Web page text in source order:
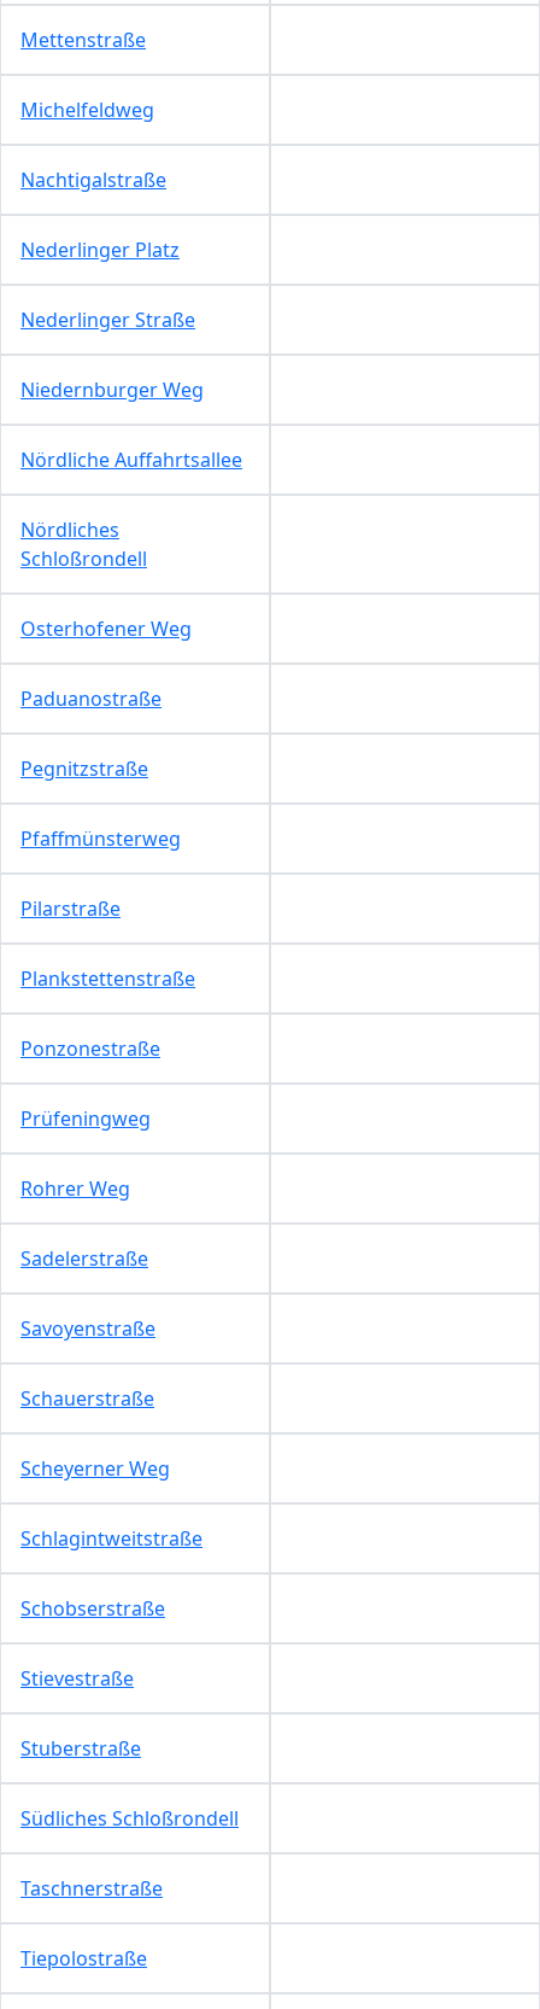
Mettenstraße
Michelfeldweg
Nachtigalstraße
Nederlinger Platz
Nederlinger Straße
Niedernburger Weg
Nördliche Auffahrtsallee
Nördliches
Schloßrondell
Osterhofener Weg
Paduanostraße
Pegnitzstraße
Pfaffmünsterweg
Pilarstraße
Plankstettenstraße
Ponzonestraße
Prüfeningweg
Rohrer Weg
Sadelerstraße
Savoyenstraße
Schauerstraße
Scheyerner Weg
Schlagintweitstraße
Schobserstraße
Stievestraße
Stuberstraße
Südliches Schloßrondell
Taschnerstraße
Tiepolostraße